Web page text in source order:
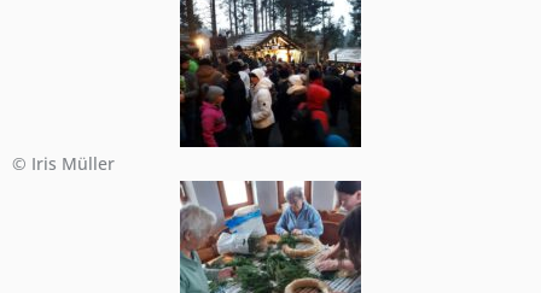
© Iris Müller